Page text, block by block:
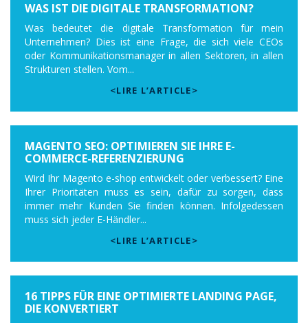
WAS IST DIE DIGITALE TRANSFORMATION?
Was bedeutet die digitale Transformation für mein
Unternehmen? Dies ist eine Frage, die sich viele CEOs
oder Kommunikationsmanager in allen Sektoren, in allen
Strukturen stellen. Vom...
<LIRE L’ARTICLE>
MAGENTO SEO: OPTIMIEREN SIE IHRE E-
COMMERCE-REFERENZIERUNG
Wird Ihr Magento e-shop entwickelt oder verbessert? Eine
Ihrer Prioritäten muss es sein, dafür zu sorgen, dass
immer mehr Kunden Sie finden können. Infolgedessen
muss sich jeder E-Händler...
<LIRE L’ARTICLE>
16 TIPPS FÜR EINE OPTIMIERTE LANDING PAGE,
DIE KONVERTIERT